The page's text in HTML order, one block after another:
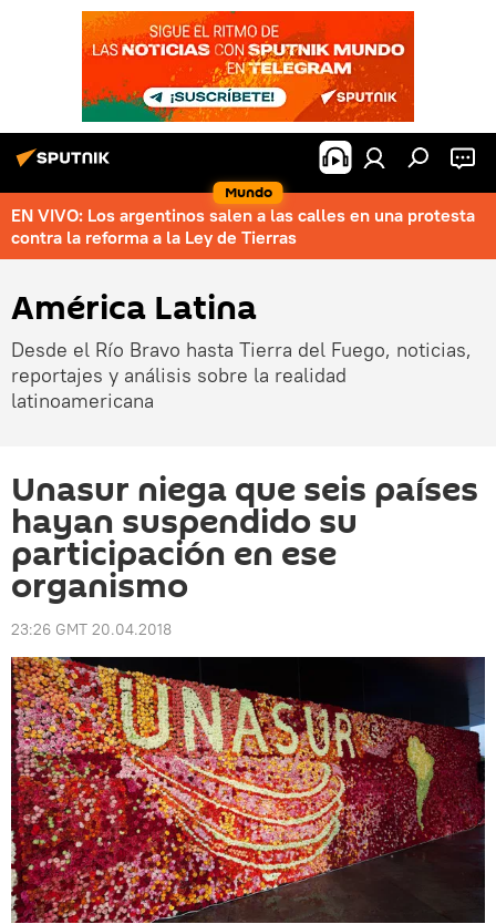
Mundo
EN VIVO: Los argentinos salen a las calles en una protesta
contra la reforma a la Ley de Tierras
América Latina
Desde el Río Bravo hasta Tierra del Fuego, noticias,
reportajes y análisis sobre la realidad
latinoamericana
Unasur niega que seis países
hayan suspendido su
participación en ese
organismo
23:26 GMT 20.04.2018